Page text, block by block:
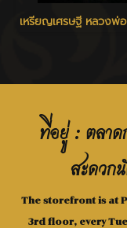
ที่อยู่ : ตลาด
สะดวก
The storefront is at
3rd floor, every